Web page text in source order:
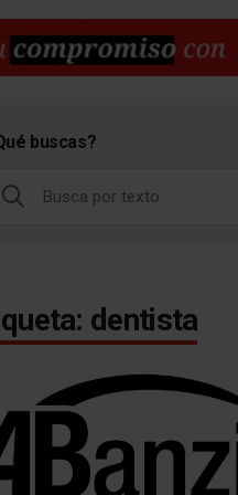
buscas?
dentista